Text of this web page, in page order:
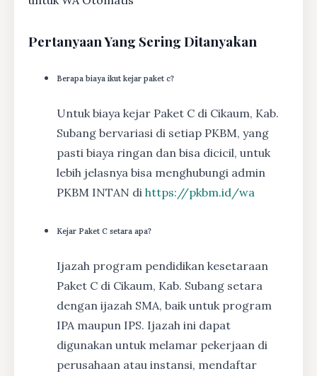
Pertanyaan Yang Sering Ditanyakan
Berapa biaya ikut kejar paket c?
Untuk biaya kejar Paket C di Cikaum, Kab.
Subang bervariasi di setiap PKBM, yang
pasti biaya ringan dan bisa dicicil, untuk
lebih jelasnya bisa menghubungi admin
PKBM INTAN di https://pkbm.id/wa
Kejar Paket C setara apa?
Ijazah program pendidikan kesetaraan
Paket C di Cikaum, Kab. Subang setara
dengan ijazah SMA, baik untuk program
IPA maupun IPS. Ijazah ini dapat
digunakan untuk melamar pekerjaan di
perusahaan atau instansi, mendaftar